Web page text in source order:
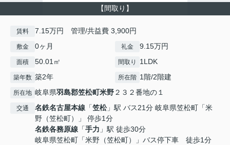
【間取り】
賃料 7.15万円 管理/共益費 3,900円
敷金 0ヶ月 礼金 9.15万円
面積 50.01㎡ 間取り 1LDK
築年数 築2年 所在階 1階/2階建
所在地 岐阜県羽島郡笠松町米野２３２番地の１
交通 名鉄名古屋本線 「笠松」駅 バス21分 岐阜県笠松町「米
野（笠松町）」 停歩1分
名鉄各務原線 「手力 」駅 徒歩30分
岐阜県笠松町「米野（笠松町）」バス停下車 徒歩1分